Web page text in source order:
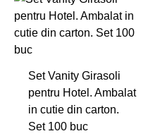
Set Vanity Girasoli
pentru Hotel. Ambalat
in cutie din carton.
Set 100 buc